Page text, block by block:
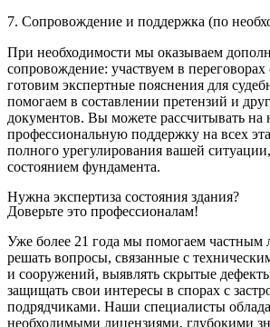
7. Сопровождение и поддержка (по
При необходимости мы оказываем
сопровождение: участвуем в
готовим экспертные пояснения для
помогаем в составлении претензий и
документов. Вы можете рассчитывать на
профессиональную поддержку на всех
полного урегулирования вашей
состоянием фундамента.
Нужна экспертиза состояния здания?
Доверьте это профессионалам!
Уже более 21 года мы помогаем частным
решать вопросы, связанные с
и сооружений, выявлять скрытые
защищать свои интересы в спорах с
подрядчиками. Наши специалисты
необходимыми лицензиями, глубокими